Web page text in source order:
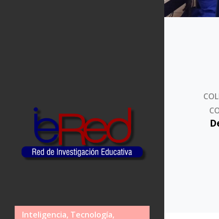
Inteligencia, Tecnología,